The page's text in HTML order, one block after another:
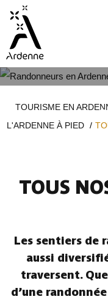
contenu
principal
d'ArianeTOURISME EN
L'ARDENNE À PIED
TOUS
Les sentiers de
aussi
traversent.
d’une